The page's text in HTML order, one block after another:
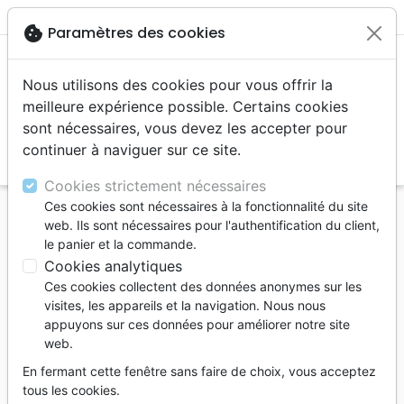
menu
Accueil Auteurs Stafford Wess
Wess Stafford
Wess Stafford a œuvré en
faveur des enfants
durant une quarantaine
d’années avec
Compassion
International, dont une
cookie Paramètres des cookies
Nous utilisons des cookies pour vous offrir la
meilleure expérience possible. Certains cookies
sont nécessaires, vous devez les accepter pour
continuer à naviguer sur ce site.
Cookies strictement nécessaires
Ces cookies sont nécessaires à la fonctionnalité du site
web. Ils sont nécessaires pour l'authentification du client,
le panier et la commande.
Cookies analytiques
Ces cookies collectent des données anonymes sur les
visites, les appareils et la navigation. Nous nous
appuyons sur ces données pour améliorer notre site
web.
En fermant cette fenêtre sans faire de choix, vous acceptez
tous les cookies.